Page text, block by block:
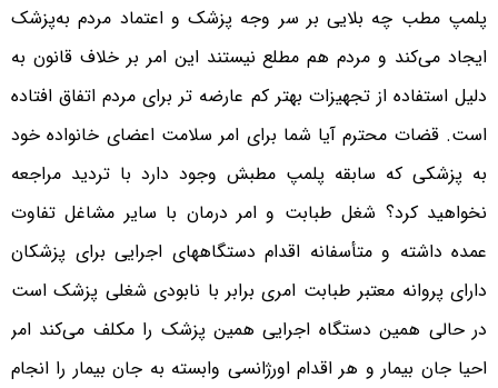
پلمپ مطب چه بلایی بر سر وجه پزشک و اعتماد مردم به‌پزشک
ایجاد می‌کند و مردم هم مطلع نیستند این امر بر خلاف قانون به
دلیل استفاده از تجهیزات بهتر کم عارضه تر برای مردم اتفاق افتاده
است. قضات محترم آیا شما برای امر سلامت اعضای خانواده خود
به پزشکی که سابقه پلمپ مطبش وجود دارد با تردید مراجعه
نخواهید کرد؟ شغل طبابت و امر درمان با سایر مشاغل تفاوت
عمده داشته و متأسفانه اقدام دستگاههای اجرایی برای پزشکان
دارای پروانه معتبر طبابت امری برابر با نابودی شغلی پزشک است
در حالی همین دستگاه اجرایی همین پزشک را مکلف می‌کند امر
احیا جان بیمار و هر اقدام اورژانسی وابسته به جان بیمار را انجام